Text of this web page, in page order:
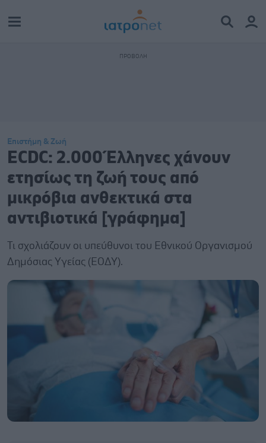
Επιστήμη & Ζωή
ECDC: 2.000 Έλληνες χάνουν
ετησίως τη ζωή τους από
μικρόβια ανθεκτικά στα
αντιβιοτικά [γράφημα]
Τι σχολιάζουν οι υπεύθυνοι του Εθνικού Οργανισμού
Δημόσιας Υγείας (ΕΟΔΥ).